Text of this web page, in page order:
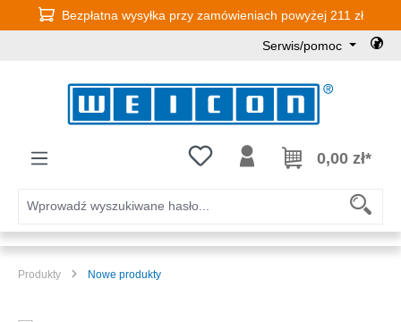
Przejdź do głównej zawartości
Bezpłatna wysyłka przy zamówieniach powyżej 211 zł
Serwis/pomoc
Masz 0 przedmioty na liście
0,00 zł*
Produkty Nowe produkty